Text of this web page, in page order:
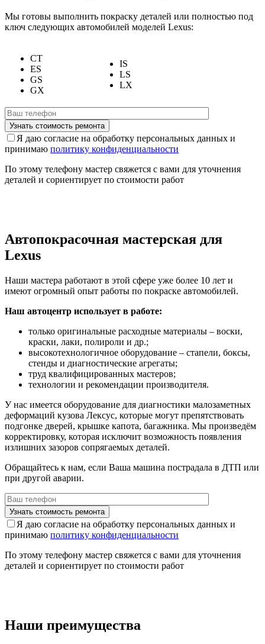
Мы готовы выполнить покраску деталей или полностью под
ключ следующих автомобилей моделей Lexus:
CT
ES
GS
GX
IS
LS
LX
Я даю согласие на обработку персональных данных и
принимаю политику конфиденциальности
По этому телефону мастер свяжется с вами для уточнения
деталей и сориентирует по стоимости работ
Автопокрасочная мастерская для
Lexus
Наши мастера работают в этой сфере уже более 10 лет и
имеют огромный опыт работы по покраске автомобилей.
Наш автоцентр использует в работе:
только оригинальные расходные материалы – воски,
краски, лаки, полироли и др.;
высокотехнологичное оборудование – стапели, боксы,
стенды и диагностические агрегаты;
труд квалифицированных мастеров;
технологии и рекомендации производителя.
У нас имеется оборудование для диагностики малозаметных
деформаций кузова Лексус, которые могут препятствовать
подгонке дверей, крышке капота, багажника. Мы произведём
корректировку, которая исключит возможность появления
излишних зазоров сопрягаемых деталей.
Обращайтесь к нам, если Ваша машина пострадала в ДТП или
при другой аварии.
Я даю согласие на обработку персональных данных и
принимаю политику конфиденциальности
По этому телефону мастер свяжется с вами для уточнения
деталей и сориентирует по стоимости работ
Наши преимущества